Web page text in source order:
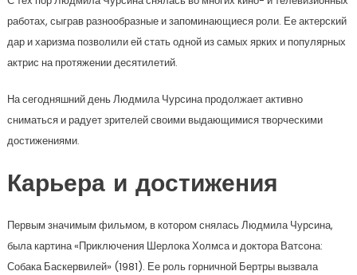
работах, сыграв разнообразные и запоминающиеся роли. Ее актерский
дар и харизма позволили ей стать одной из самых ярких и популярных
актрис на протяжении десятилетий.
На сегодняшний день Людмила Чурсина продолжает активно
сниматься и радует зрителей своими выдающимися творческими
достижениями.
Карьера и достижения
Первым значимым фильмом, в котором снялась Людмила Чурсина,
была картина «Приключения Шерлока Холмса и доктора Ватсона:
Собака Баскервилей» (1981). Ее роль горничной Бертры вызвала